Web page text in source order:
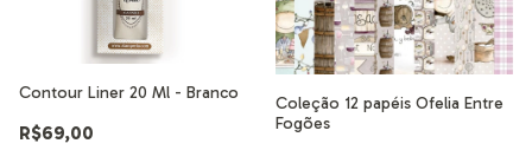
Contour Liner 20 Ml - Branco
R$69,00
Coleção 12 papéis Ofelia Entre
Fogões